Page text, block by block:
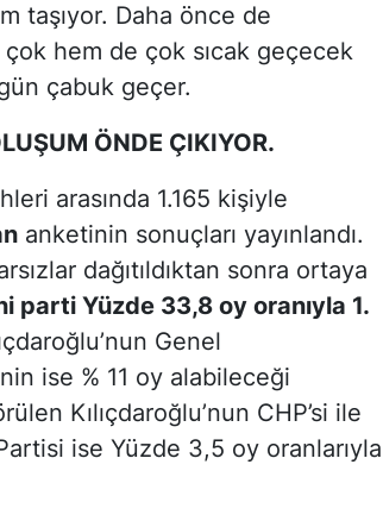
taşıyor. Daha önce de
hem de çok sıcak geçecek
çabuk geçer.
ÖNDE ÇIKIYOR.
arasında 1.165 kişiyle
anketinin sonuçları yayınlandı.
dağıtıldıktan sonra ortaya
parti Yüzde 33,8 oy oranıyla 1.
Genel
ise % 11 oy alabileceği
Kılıçdaroğlu’nun CHP’si ile
ise Yüzde 3,5 oy oranlarıyla